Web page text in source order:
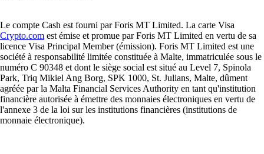
Le compte Cash est fourni par Foris MT Limited. La carte Visa
Crypto.com est émise et promue par Foris MT Limited en vertu de sa
licence Visa Principal Member (émission). Foris MT Limited est une
société à responsabilité limitée constituée à Malte, immatriculée sous le
numéro C 90348 et dont le siège social est situé au Level 7, Spinola
Park, Triq Mikiel Ang Borg, SPK 1000, St. Julians, Malte, dûment
agréée par la Malta Financial Services Authority en tant qu'institution
financière autorisée à émettre des monnaies électroniques en vertu de
l'annexe 3 de la loi sur les institutions financières (institutions de
monnaie électronique).